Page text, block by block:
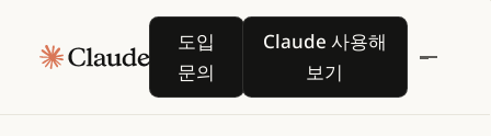
도입
문의
도입 문의
Claude 사용해
보기
Claude 사용해 보기
Claude로글쓰기
작업을 간소화하다